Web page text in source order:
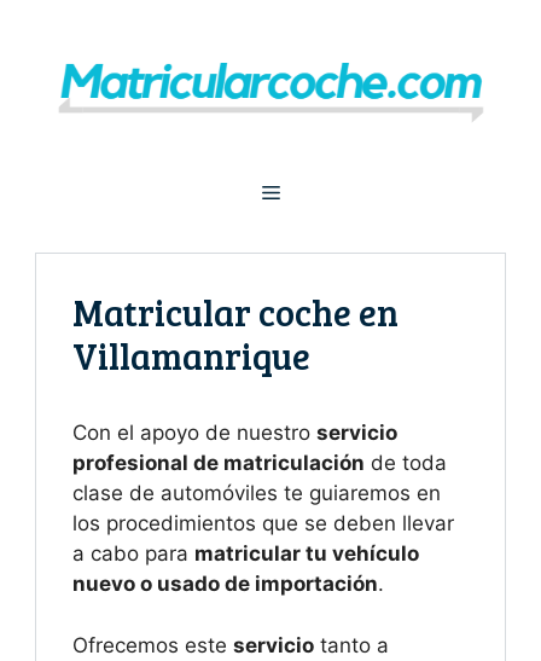
contenido
Menú
Matricular coche en
Villamanrique
Con el apoyo de nuestro servicio
profesional de matriculación de toda
clase de automóviles te guiaremos en
los procedimientos que se deben llevar
a cabo para matricular tu vehículo
nuevo o usado de importación.
Ofrecemos este servicio tanto a